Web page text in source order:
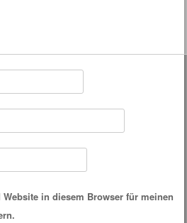
Website in diesem Browser für meinen